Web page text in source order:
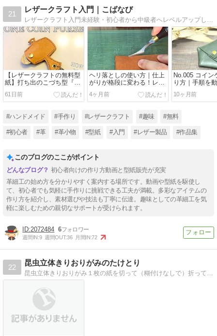
21
レザークラフト入門｜こばなび
レザークラフト入門未経験・初心者から中級者へレベルアップしよう！【革とレザークラフトの魅力】を発信。
【レザークラフトの無料型
紙】打ち出のこづち型『ワ
ンコインケース』の作り方
61日前
ヘリ落としの使い方｜仕上
がりが格段に変わる！レザ
ークラフト必須アイテム
4ヶ月前
No.005 コイン
り方｜手順を
きる！【型紙
10ヶ月前
#ハンドメイド #手作り #レザークラフト #趣味 #無料
#初心者 #革 #革小物 #型紙 #入門 #レザー製品 #作品集
このブログのここがポイント
初心者向けの作り方動画と型紙販売が充実
革細工の始め方を分かりやすく案内する場所です。動画や型紙を駆使し
て、初心者でも気軽に手作りに挑戦できる工夫が満載。多彩なアイテムの
作り方を紹介し、素材選びや技法も丁寧に伝達。趣味としての革細工を気
軽に楽しむための親切なサポートが受けられます。
2072484 6
週間IN:9 週間OUT:36 月間IN:72
22
昆虫立体きりおりがみのたけとり
昆虫立体きりおりがみ１枚の紙を切って（糊付けなしで）折って立体的に作ったリアルな昆虫です